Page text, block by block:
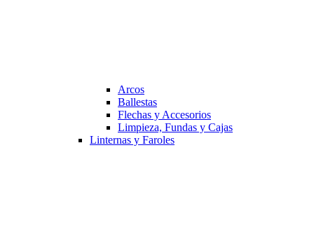
Arcos
Ballestas
Flechas y Accesorios
Limpieza, Fundas y Cajas
Linternas y Faroles